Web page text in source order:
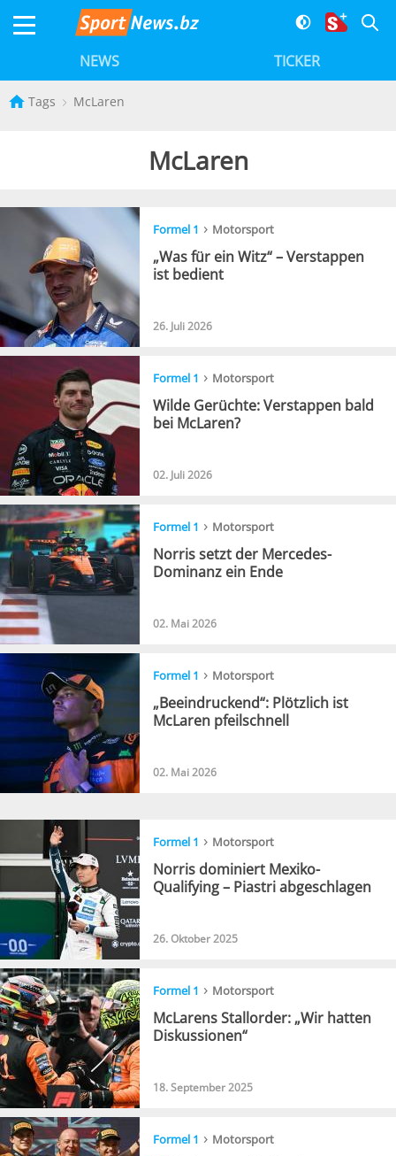
NEWS TICKER
Tags McLaren
McLaren
Formel 1 › Motorsport
„Was für ein Witz“ – Verstappen
ist bedient
26. Juli 2026
Formel 1 › Motorsport
Wilde Gerüchte: Verstappen bald
bei McLaren?
02. Juli 2026
Formel 1 › Motorsport
Norris setzt der Mercedes-
Dominanz ein Ende
02. Mai 2026
Formel 1 › Motorsport
„Beeindruckend“: Plötzlich ist
McLaren pfeilschnell
02. Mai 2026
Formel 1 › Motorsport
Norris dominiert Mexiko-
Qualifying – Piastri abgeschlagen
26. Oktober 2025
Formel 1 › Motorsport
McLarens Stallorder: „Wir hatten
Diskussionen“
18. September 2025
Formel 1 › Motorsport